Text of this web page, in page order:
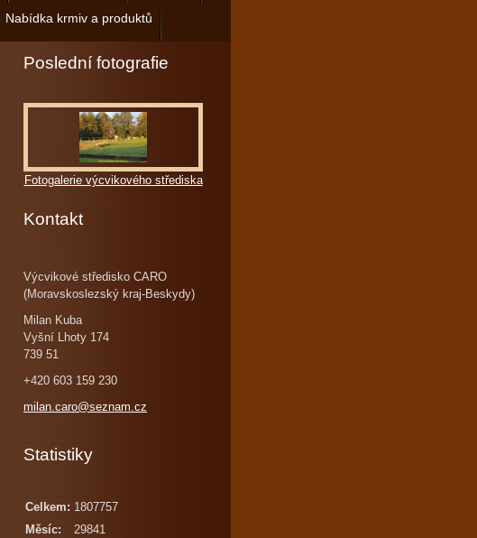
Nabídka krmiv a produktů
Poslední fotografie
Fotogalerie výcvikového střediska
Kontakt
Výcvikové středisko CARO
(Moravskoslezský kraj-Beskydy)
Milan Kuba
Vyšní Lhoty 174
739 51
+420 603 159 230
milan.caro@seznam.cz
Statistiky
Celkem: 1807757
Měsíc:
29841